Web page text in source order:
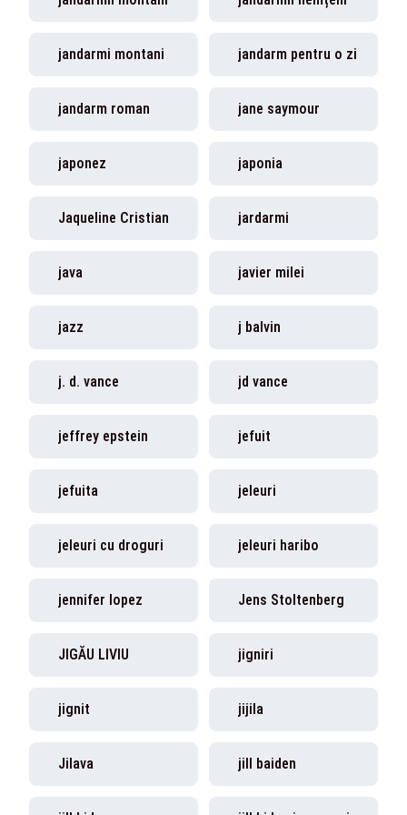
jandarmi montani jandarm pentru o zi
jandarm roman jane saymour
japonez japonia
Jaqueline Cristian jardarmi
java javier milei
jazz j balvin
j. d. vance jd vance
jeffrey epstein jefuit
jefuita jeleuri
jeleuri cu droguri jeleuri haribo
jennifer lopez Jens Stoltenberg
JIGĂU LIVIU jigniri
jignit jijila
Jilava jill baiden